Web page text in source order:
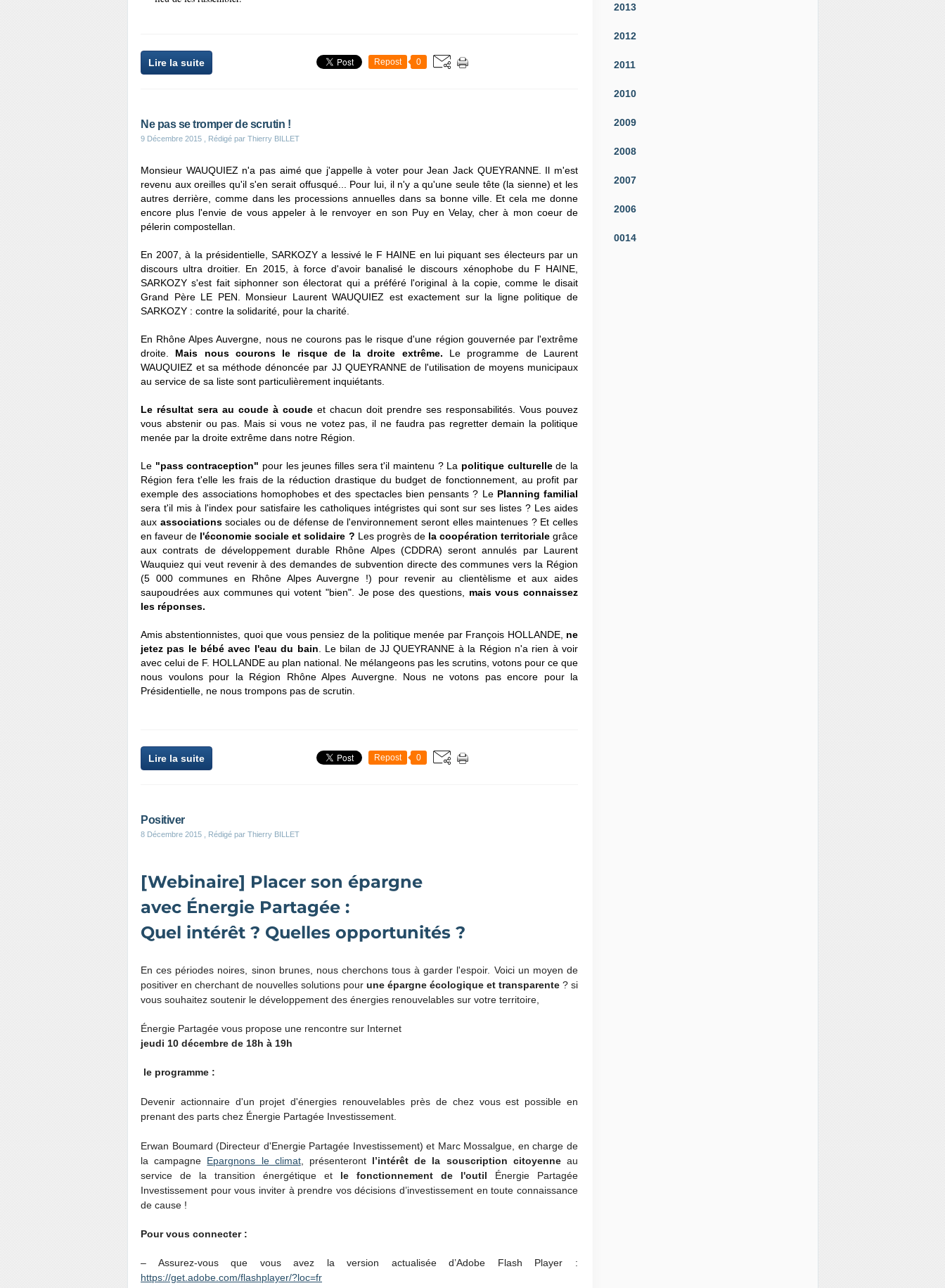
Lire la suite Repost 0
Ne pas se tromper de scrutin !
9 Décembre 2015 , Rédigé par Thierry BILLET
Monsieur WAUQUIEZ n'a pas aimé que j'appelle à voter pour Jean Jack QUEYRANNE. Il m'est
revenu aux oreilles qu'il s'en serait offusqué... Pour lui, il n'y a qu'une seule tête (la sienne) et les
autres derrière, comme dans les processions annuelles dans sa bonne ville. Et cela me donne
encore plus l'envie de vous appeler à le renvoyer en son Puy en Velay, cher à mon coeur de
pélerin compostellan.
En 2007, à la présidentielle, SARKOZY a lessivé le F HAINE en lui piquant ses électeurs par un
discours ultra droitier. En 2015, à force d'avoir banalisé le discours xénophobe du F HAINE,
SARKOZY s'est fait siphonner son électorat qui a préféré l'original à la copie, comme le disait
Grand Père LE PEN. Monsieur Laurent WAUQUIEZ est exactement sur la ligne politique de
SARKOZY : contre la solidarité, pour la charité.
En Rhône Alpes Auvergne, nous ne courons pas le risque d'une région gouvernée par l'extrême
droite. Mais nous courons le risque de la droite extrême. Le programme de Laurent
WAUQUIEZ et sa méthode dénoncée par JJ QUEYRANNE de l'utilisation de moyens municipaux
au service de sa liste sont particulièrement inquiétants.
Le résultat sera au coude à coude et chacun doit prendre ses responsabilités. Vous pouvez
vous abstenir ou pas. Mais si vous ne votez pas, il ne faudra pas regretter demain la politique
menée par la droite extrême dans notre Région.
Le "pass contraception" pour les jeunes filles sera t'il maintenu ? La politique culturellede la
Région fera t'elle les frais de la réduction drastique du budget de fonctionnement, au profit par
exemple des associations homophobes et des spectacles bien pensants ? Le Planning familial
sera t'il mis à l'index pour satisfaire les catholiques intégristes qui sont sur ses listes ? Les aides
aux associationssociales ou de défense de l'environnement seront elles maintenues ? Et celles
en faveur de l'économie sociale et solidaire ? Les progrès dela coopération territorialegrâce
aux contrats de développement durable Rhône Alpes (CDDRA) seront annulés par Laurent
Wauquiez qui veut revenir à des demandes de subvention directe des communes vers la Région
(5 000 communes en Rhône Alpes Auvergne !) pour revenir au clientèlisme et aux aides
saupoudrées aux communes qui votent "bien". Je pose des questions, mais vous connaissez
les réponses.
Amis abstentionnistes, quoi que vous pensiez de la politique menée par François HOLLANDE, ne
jetez pas le bébé avec l'eau du bain . Le bilan de JJ QUEYRANNE à la Région n'a rien à voir
avec celui de F. HOLLANDE au plan national. Ne mélangeons pas les scrutins, votons pour ce que
nous voulons pour la Région Rhône Alpes Auvergne. Nous ne votons pas encore pour la
Présidentielle, ne nous trompons pas de scrutin.
Lire la suite Repost 0
Positiver
8 Décembre 2015 , Rédigé par Thierry BILLET
[Webinaire] Placer son épargne
avec Énergie Partagée :
Quel intérêt ? Quelles opportunités ?
En ces périodes noires, sinon brunes, nous cherchons tous à garder l'espoir. Voici un moyen de
positiver en cherchant de nouvelles solutions pour une épargne écologique et transparente ? si
vous souhaitez soutenir le développement des énergies renouvelables sur votre territoire,
Énergie Partagée vous propose une rencontre sur Internet
jeudi 10 décembre de 18h à 19h
le programme :
Devenir actionnaire d'un projet d'énergies renouvelables près de chez vous est possible en
prenant des parts chez Énergie Partagée Investissement.
Erwan Boumard (Directeur d'Energie Partagée Investissement) et Marc Mossalgue, en charge de
la campagne Epargnons le climat, présenteront l’intérêt de la souscription citoyenneau
service de la transition énergétique et le fonctionnement de l'outil Énergie Partagée
Investissement pour vous inviter à prendre vos décisions d’investissement en toute connaissance
de cause !
Pour vous connecter :
– Assurez-vous que vous avez la version actualisée d’Adobe Flash Player :
https://get.adobe.com/flashplayer/?loc=fr
2013
2012
2011
2010
2009
2008
2007
2006
0014